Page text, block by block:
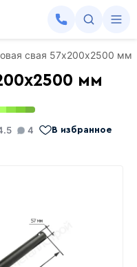
свая 57х200х2500 мм
мм
4 В избранное